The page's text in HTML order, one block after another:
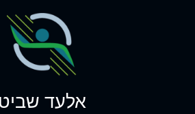
אלעד שביט